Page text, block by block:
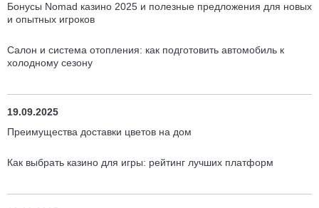
Бонусы Nomad казино 2025 и полезные предложения для новых
и опытных игроков
Салон и система отопления: как подготовить автомобиль к
холодному сезону
19.09.2025
Преимущества доставки цветов на дом
Как выбрать казино для игры: рейтинг лучших платформ